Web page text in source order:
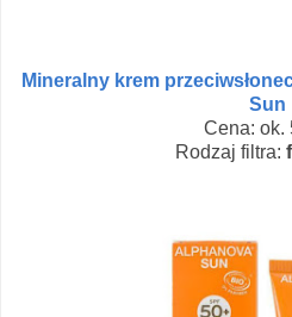
Mineralny krem
Sun
Cena: ok.
Rodzaj filtra: